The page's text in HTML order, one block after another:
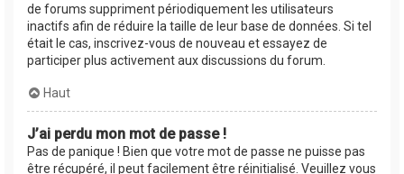
de forums suppriment périodiquement les utilisateurs
inactifs afin de réduire la taille de leur base de données. Si tel
était le cas, inscrivez-vous de nouveau et essayez de
participer plus activement aux discussions du forum.
Haut
J’ai perdu mon mot de passe !
Pas de panique ! Bien que votre mot de passe ne puisse pas
être récupéré, il peut facilement être réinitialisé. Veuillez vous